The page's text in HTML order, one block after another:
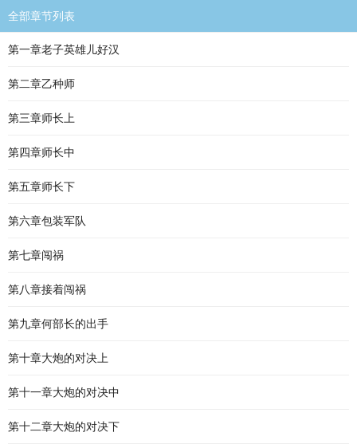
全部章节列表
第一章老子英雄儿好汉
第二章乙种师
第三章师长上
第四章师长中
第五章师长下
第六章包装军队
第七章闯祸
第八章接着闯祸
第九章何部长的出手
第十章大炮的对决上
第十一章大炮的对决中
第十二章大炮的对决下